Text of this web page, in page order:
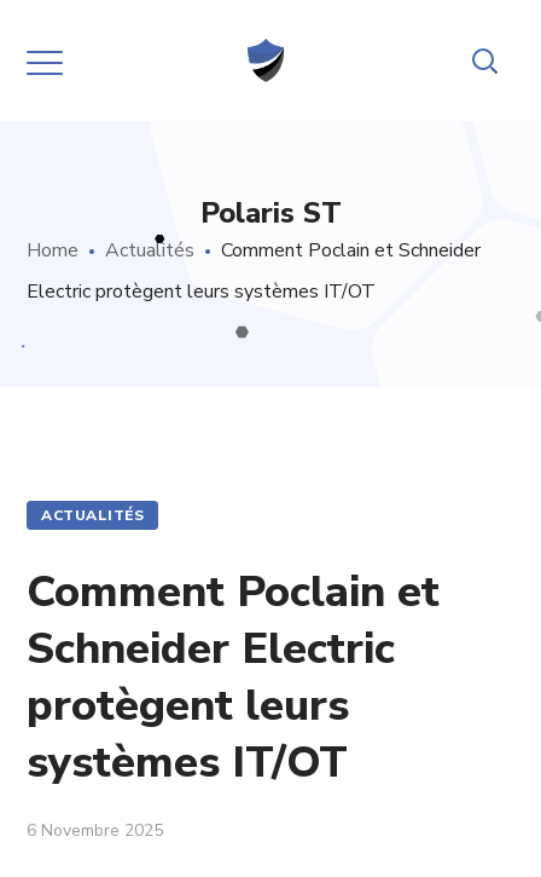
Polaris ST
Home Actualités
Comment Poclain et Schneider
Electric protègent leurs systèmes IT/OT
ACTUALITÉS
Comment Poclain et
Schneider Electric
protègent leurs
systèmes IT/OT
6 Novembre 2025